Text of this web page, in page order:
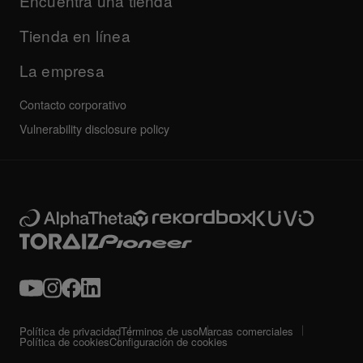
Servicio, reparación, garantía
Otros
Todas las noticias
Tienda en línea
La empresa
Contacto corporativo
Vulnerability disclosure policy
Política de privacidadTérminos de usoMarcas comerciales
Política de cookiesConfiguración de cookies